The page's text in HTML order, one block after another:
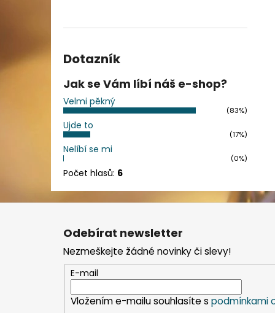
Dotazník
Jak se Vám líbí náš e-shop?
Velmi pěkný
(83%)
Ujde to
(17%)
Nelíbí se mi
(0%)
Počet hlasů: 6
Z
Odebírat newsletter
Nezmeškejte žádné novinky či slevy!
E-mail
Vložením e-mailu souhlasíte s podmínkami